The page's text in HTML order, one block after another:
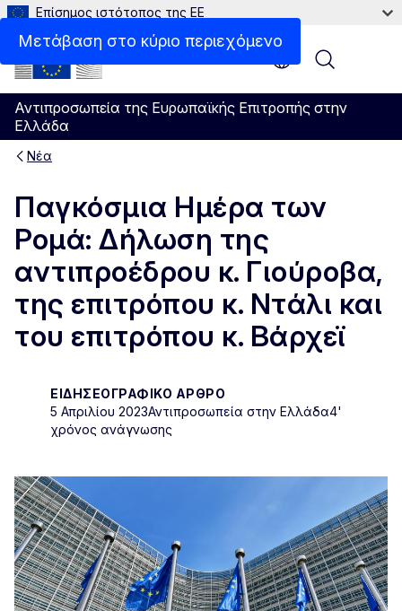
Μετάβαση στο κύριο περιεχόμενο
Επίσημος ιστότοπος της ΕΕ
Αντιπροσωπεία της Ευρωπαϊκής Επιτροπής στην
Ελλάδα
Menu
Νέα
Παγκόσμια Ημέρα των
Ρομά: Δήλωση της
αντιπροέδρου κ. Γιούροβα,
της επιτρόπου κ. Ντάλι και
του επιτρόπου κ. Βάρχεϊ
ΕΙΔΗΣΕΟΓΡΑΦΙΚΌ ΆΡΘΡΟ
5 Απριλίου 2023Αντιπροσωπεία στην Ελλάδα4'
χρόνος ανάγνωσης